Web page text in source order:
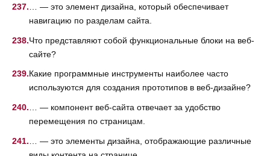
… — это элемент дизайна, который обеспечивает
навигацию по разделам сайта.
Что представляют собой функциональные блоки на веб-
сайте?
Какие программные инструменты наиболее часто
используются для создания прототипов в веб-дизайне?
… — компонент веб-сайта отвечает за удобство
перемещения по страницам.
… — это элементы дизайна, отображающие различные